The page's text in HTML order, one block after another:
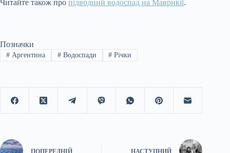
Читайте також про підводний водоспад на Маврикії.
Позначки
#Аргентина #Водоспади # Річки
ПОПЕРЕДНІЙ НАСТУПНИЙ